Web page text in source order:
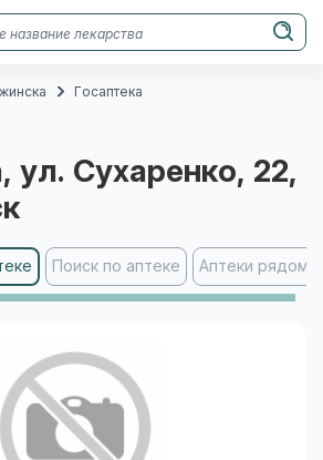
Госаптека
, ул. Сухаренко, 22,
Поиск по аптеке Аптеки рядом